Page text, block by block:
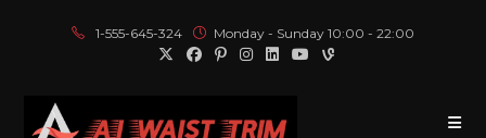
1-555-645-324 Monday - Sunday 10:00 - 22:00